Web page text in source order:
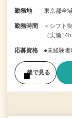
勤務地 東京都全
勤務時間
＜シフト
（実働
応募資格 ●未経験
後で見る